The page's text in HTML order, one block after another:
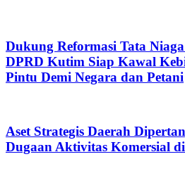
Dukung Reformasi Tata
DPRD Kutim Siap Kawal
Pintu Demi Negara dan Petani
Aset Strategis Daerah
Dugaan Aktivitas Komersial